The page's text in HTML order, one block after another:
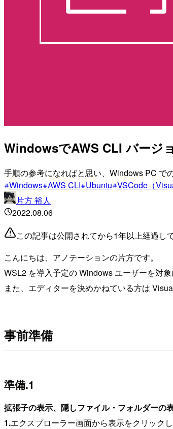
WindowsでAWS CLI バージ
手順の参考になればと思い、Windows PC で
Windows AWS CLI Ubuntu VSCode（
片方 裕人
2022.08.06
この記事は公開されてから1年以上経過し
こんにちは、アノテーションの片方です。
WSL2 を導入予定の Windows ユーザーを対
また、エディターを決めかねている方は
事前準備
準備.1
拡張子の表示、隠しファイル・フォルダーの
1.エクスプローラー画面から表示をクリッ